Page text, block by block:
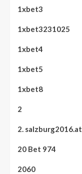
1xbet3
1xbet3231025
1xbet4
1xbet5
1xbet8
2
2. salzburg2016.at
20 Bet 974
2060